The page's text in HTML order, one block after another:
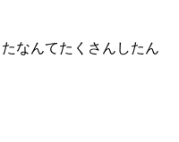
なんてたくさんしたん